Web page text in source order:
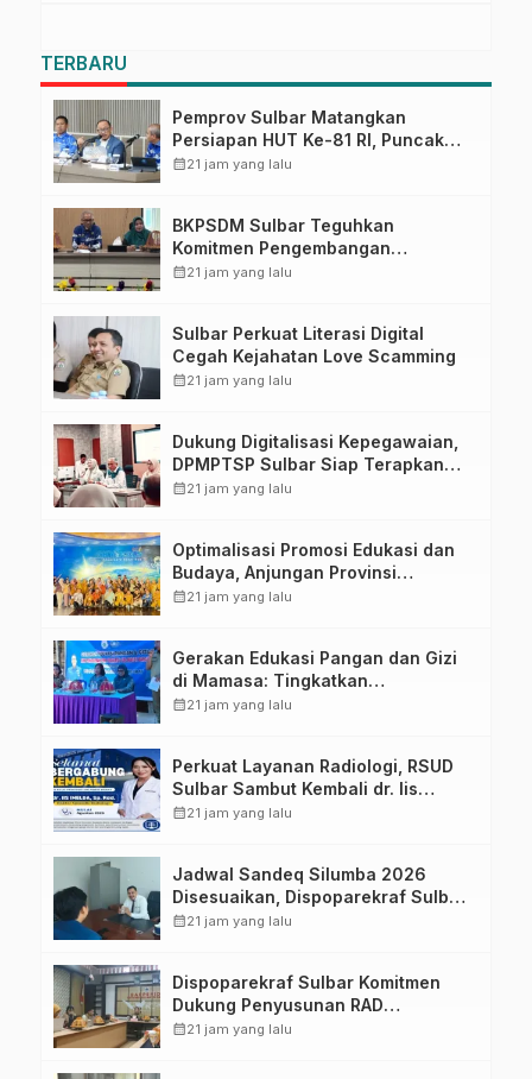
TERBARU
Pemprov Sulbar Matangkan
Persiapan HUT Ke-81 RI, Puncak
Upacara di Lapangan Ahmad
calendar_month21 jam yang lalu
BKPSDM Sulbar Teguhkan
Komitmen Pengembangan
Kompetensi ASN melalui
calendar_month21 jam yang lalu
Sulbar Perkuat Literasi Digital
Cegah Kejahatan Love Scamming
calendar_month21 jam yang lalu
Dukung Digitalisasi Kepegawaian,
DPMPTSP Sulbar Siap Terapkan
Aplikasi FLEKSI ASN
calendar_month21 jam yang lalu
Optimalisasi Promosi Edukasi dan
Budaya, Anjungan Provinsi
Sulawesi Barat Perkuat Kolaborasi
calendar_month21 jam yang lalu
Gerakan Edukasi Pangan dan Gizi
di Mamasa: Tingkatkan
Pengetahuan dan Keterampilan
calendar_month21 jam yang lalu
Perkuat Layanan Radiologi, RSUD
Sulbar Sambut Kembali dr. Iis
Imelda, Sp.Rad
calendar_month21 jam yang lalu
Jadwal Sandeq Silumba 2026
Disesuaikan, Dispoparekraf Sulbar
Pastikan Persiapan Tetap
calendar_month21 jam yang lalu
Dispoparekraf Sulbar Komitmen
Dukung Penyusunan RAD
TPB/SDGs Sulawesi Barat
calendar_month21 jam yang lalu